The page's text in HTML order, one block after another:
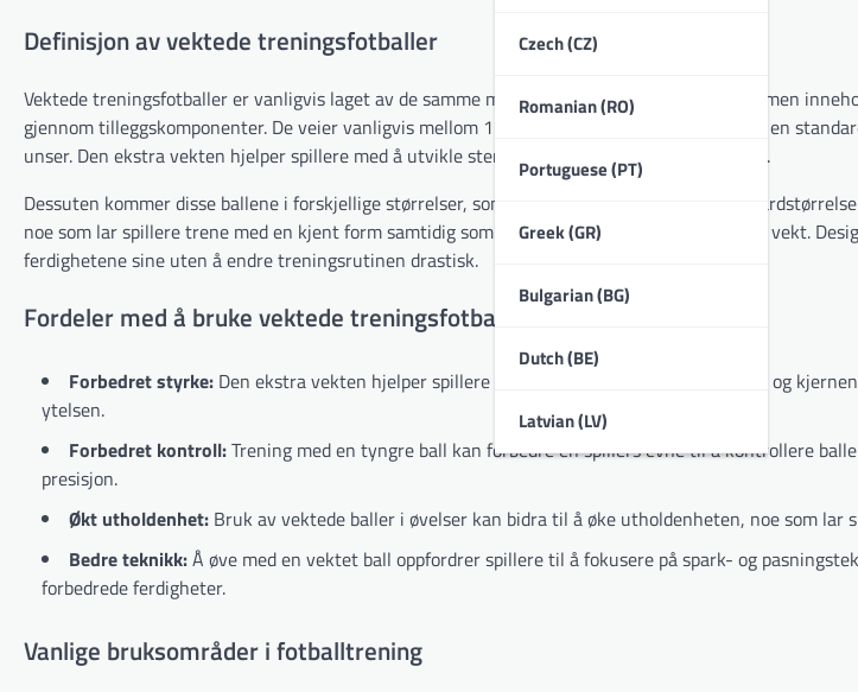
Czech (CZ)
Romanian (RO)
Portuguese (PT)
Greek (GR)
Bulgarian (BG)
Dutch (BE)
Latvian (LV)
Definisjon av vektede treningsfotballer
Vektede treningsfotballer er vanligvis laget av de samme materialene som vanlige fotballer, men
gjennom tilleggskomponenter. De veier vanligvis mellom 12 til 16 unser, sammenlignet med en
unser. Den ekstra vekten hjelper spillere med å utvikle sterkere spark- og pasningsteknikker.
Dessuten kommer disse ballene i forskjellige størrelser, som vanligvis samsvarer med
noe som lar spillere trene med en kjent form samtidig som de opplever fordelene med ekstra vekt.
ferdighetene sine uten å endre treningsrutinen drastisk.
Fordeler med å bruke vektede treningsfotballer
Forbedret styrke: Den ekstra vekten hjelper spillere med å bygge muskelstyrke i beina og
ytelsen.
Forbedret kontroll:Trening med en tyngre ball kan forbedre en spillers evne til å kontrollere
presisjon.
Økt utholdenhet: Bruk av vektede baller i øvelser kan bidra til å øke utholdenheten, noe som lar
Bedre teknikk:Å øve med en vektet ball oppfordrer spillere til å fokusere på spark- og
forbedrede ferdigheter.
Vanlige bruksområder i fotballtrening